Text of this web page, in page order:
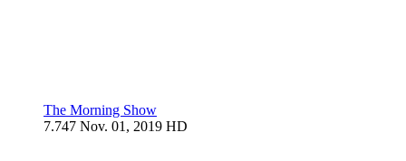
The Morning Show
7.747 Nov. 01, 2019 HD